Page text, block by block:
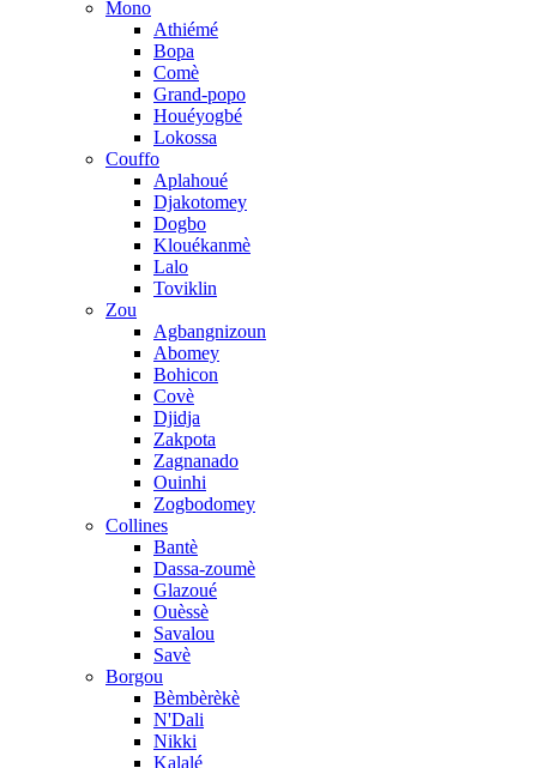
Mono
Athiémé
Bopa
Comè
Grand-popo
Houéyogbé
Lokossa
Couffo
Aplahoué
Djakotomey
Dogbo
Klouékanmè
Lalo
Toviklin
Zou
Agbangnizoun
Abomey
Bohicon
Covè
Djidja
Zakpota
Zagnanado
Ouinhi
Zogbodomey
Collines
Bantè
Dassa-zoumè
Glazoué
Ouèssè
Savalou
Savè
Borgou
Bèmbèrèkè
N'Dali
Nikki
Kalalé